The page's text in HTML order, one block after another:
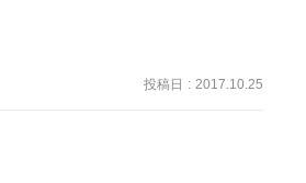
投稿日 : 2017.10.25